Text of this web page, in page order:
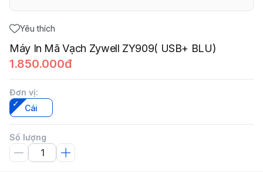
Yêu thích
Máy In Mã Vạch Zywell ZY909( USB+ BLU)
1.850.000đ
Đơn vị:
Cái
Số lượng